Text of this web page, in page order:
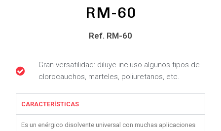
RM-60
Ref. RM-60
Gran versatilidad: diluye incluso algunos tipos de
clorocauchos, marteles, poliuretanos, etc.
CARACTERÍSTICAS
Es un enérgico disolvente universal con muchas aplicaciones